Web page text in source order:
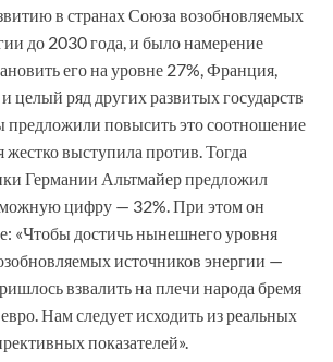
в странах Союза возобновляемых
до 2030 года, и было намерение
его на уровне 27%, Франция,
целый ряд других развитых государств
предложили повысить это соотношение
жестко выступила против. Тогда
Германии Альтмайер предложил
цифру — 32%. При этом он
«Чтобы достичь нынешнего уровня
источников энергии —
взвалить на плечи народа бремя
Нам следует исходить из реальных
показателей».